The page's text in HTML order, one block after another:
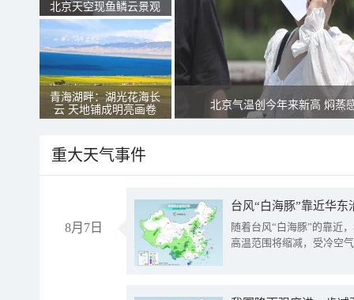
北京天空现鱼鳞云景观
青海湖畔：湖光花海长
云 天地铺成明亮画卷
北京气温创今年来新高 焖蒸
重大天气事件
8月7日
台风“白海豚”靠近华
随着台风“白海豚”的靠近
高温范围将缩减，受冷空